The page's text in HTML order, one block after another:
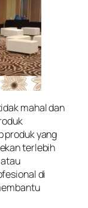
mahal dan
produk yang
terlebih
di